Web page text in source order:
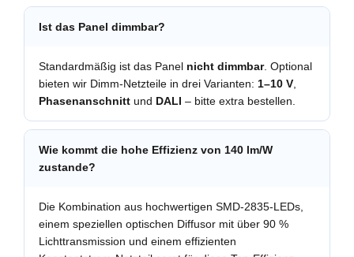
Ist das Panel dimmbar?
Standardmäßig ist das Panel nicht dimmbar. Optional
bieten wir Dimm-Netzteile in drei Varianten: 1–10 V
Phasenanschnitt und DALI – bitte extra bestellen.
Wie kommt die hohe Effizienz von 140 lm/W
zustande?
Die Kombination aus hochwertigen SMD-2835-LEDs,
einem speziellen optischen Diffusor mit über 90 %
Lichttransmission und einem effizienten